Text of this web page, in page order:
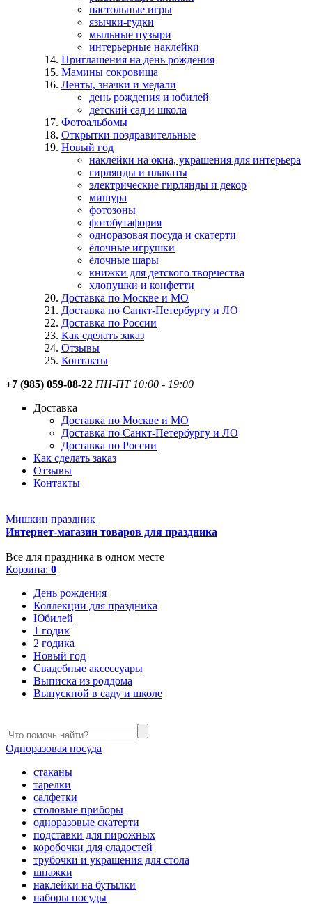
настольные игры
язычки-гудки
мыльные пузыри
интерьерные наклейки
Приглашения на день рождения
Мамины сокровища
Ленты, значки и медали
день рождения и юбилей
детский сад и школа
Фотоальбомы
Открытки поздравительные
Новый год
наклейки на окна, украшения для интерьера
гирлянды и плакаты
электрические гирлянды и декор
мишура
фотозоны
фотобутафория
одноразовая посуда и скатерти
ёлочные игрушки
ёлочные шары
книжки для детского творчества
хлопушки и конфетти
Доставка по Москве и МО
Доставка по Санкт-Петербургу и ЛО
Доставка по России
Как сделать заказ
Отзывы
Контакты
+7 (985) 059-08-22 ПН-ПТ 10:00 - 19:00
Доставка
Доставка по Москве и МО
Доставка по Санкт-Петербургу и ЛО
Доставка по России
Как сделать заказ
Отзывы
Контакты
Мишкин праздник
Интернет-магазин товаров для праздника
Все для праздника в одном месте
Корзина: 0
День рождения
Коллекции для праздника
Юбилей
1 годик
2 годика
Новый год
Свадебные аксессуары
Выписка из роддома
Выпускной в саду и школе
Одноразовая посуда
стаканы
тарелки
салфетки
столовые приборы
одноразовые скатерти
подставки для пирожных
коробочки для сладостей
трубочки и украшения для стола
шпажки
наклейки на бутылки
наборы посуды